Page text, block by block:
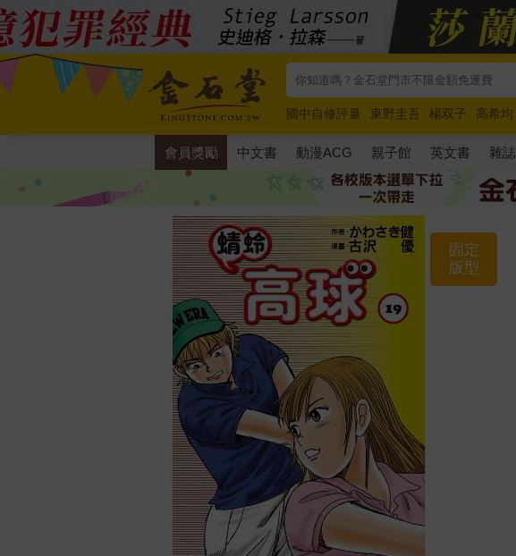
國中自修評量 東野圭吾 楊双子 高希均
唯紅花綻放
奧德賽 路邊攤新作 馬斯克
會員獎勵 中文書 動漫ACG 親子館 英文書 雜誌
固定
版型